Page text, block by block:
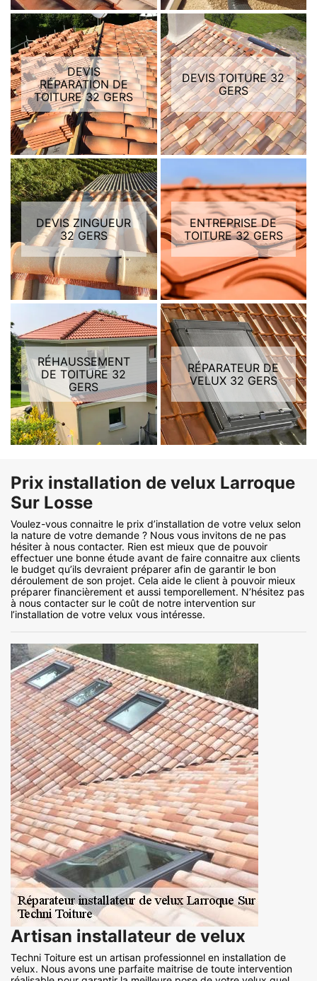
DEVIS
RÉPARATION DE
TOITURE 32 GERS
DEVIS TOITURE 32
GERS
DEVIS ZINGUEUR
32 GERS
ENTREPRISE DE
TOITURE 32 GERS
RÉHAUSSEMENT
DE TOITURE 32
GERS
RÉPARATEUR DE
VELUX 32 GERS
Prix installation de velux Larroque
Sur Losse
Voulez-vous connaitre le prix d’installation de votre velux selon
la nature de votre demande ? Nous vous invitons de ne pas
hésiter à nous contacter. Rien est mieux que de pouvoir
effectuer une bonne étude avant de faire connaitre aux clients
le budget qu’ils devraient préparer afin de garantir le bon
déroulement de son projet. Cela aide le client à pouvoir mieux
préparer financièrement et aussi temporellement. N’hésitez pas
à nous contacter sur le coût de notre intervention sur
l’installation de votre velux vous intéresse.
Artisan installateur de velux
Techni Toiture est un artisan professionnel en installation de
velux. Nous avons une parfaite maitrise de toute intervention